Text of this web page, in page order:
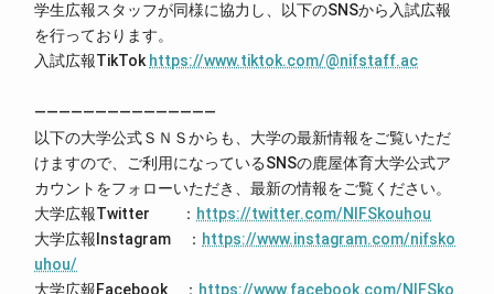
学生広報スタッフが同様に協力し、以下のSNSから入試広報
を行っております。
入試広報TikTok https://www.tiktok.com/@nifstaff.ac
―――――――――――――――
以下の大学公式ＳＮＳからも、大学の最新情報をご覧いただ
けますので、ご利用になっているSNSの鹿屋体育大学公式ア
カウントをフォローいただき、最新の情報をご覧ください。
大学広報Twitter ： https://twitter.com/NIFSkouhou
大学広報Instagram ： https://www.instagram.com/nifsko
uhou/
大学広報Facebook ： https://www.facebook.com/NIFSko